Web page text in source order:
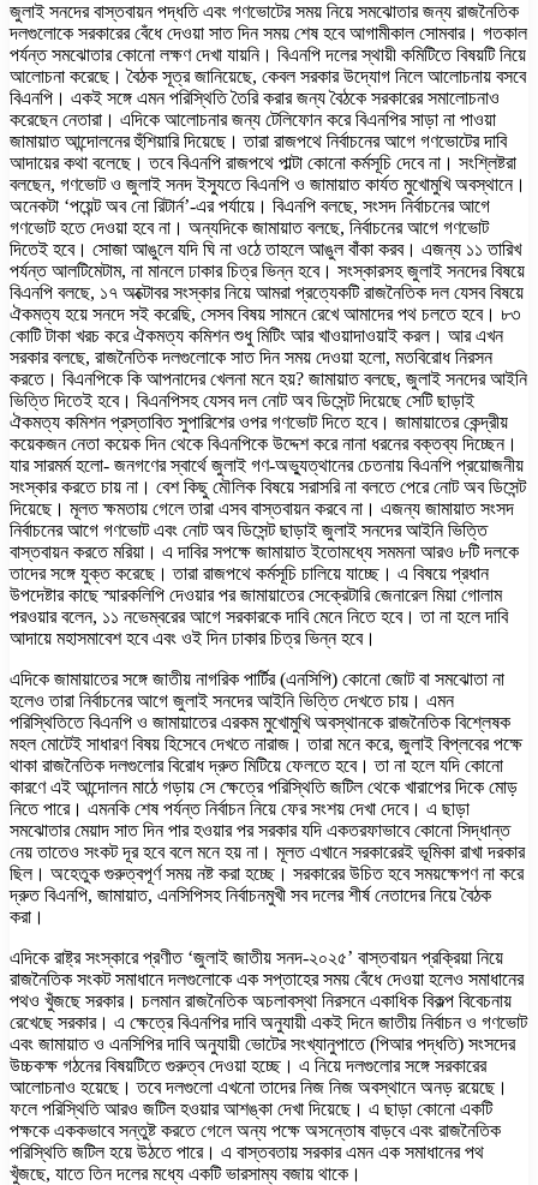
জুলাই সনদের বাস্তবায়ন পদ্ধতি এবং গণভোটের সময় নিয়ে সমঝোতার জন্য রাজনৈতিক
দলগুলোকে সরকারের বেঁধে দেওয়া সাত দিন সময় শেষ হবে আগামীকাল সোমবার। গতকাল
পর্যন্ত সমঝোতার কোনো লক্ষণ দেখা যায়নি। বিএনপি দলের স্থায়ী কমিটিতে বিষয়টি নিয়ে
আলোচনা করেছে। বৈঠক সূত্র জানিয়েছে, কেবল সরকার উদ্যোগ নিলে আলোচনায় বসবে
বিএনপি। একই সঙ্গে এমন পরিস্থিতি তৈরি করার জন্য বৈঠকে সরকারের সমালোচনাও
করেছেন নেতারা। এদিকে আলোচনার জন্য টেলিফোন করে বিএনপির সাড়া না পাওয়া
জামায়াত আন্দোলনের হুঁশিয়ারি দিয়েছে। তারা রাজপথে নির্বাচনের আগে গণভোটের দাবি
আদায়ের কথা বলেছে। তবে বিএনপি রাজপথে পাল্টা কোনো কর্মসূচি দেবে না। সংশ্লিষ্টরা
বলছেন, গণভোট ও জুলাই সনদ ইস্যুতে বিএনপি ও জামায়াত কার্যত মুখোমুখি অবস্থানে।
অনেকটা ‘পয়েন্ট অব নো রিটার্ন’-এর পর্যায়ে। বিএনপি বলছে, সংসদ নির্বাচনের আগে
গণভোট হতে দেওয়া হবে না। অন্যদিকে জামায়াত বলছে, নির্বাচনের আগে গণভোট
দিতেই হবে। সোজা আঙুলে যদি ঘি না ওঠে তাহলে আঙুল বাঁকা করব। এজন্য ১১ তারিখ
পর্যন্ত আলটিমেটাম, না মানলে ঢাকার চিত্র ভিন্ন হবে। সংস্কারসহ জুলাই সনদের বিষয়ে
বিএনপি বলছে, ১৭ অক্টোবর সংস্কার নিয়ে আমরা প্রত্যেকটি রাজনৈতিক দল যেসব বিষয়ে
ঐকমত্য হয়ে সনদে সই করেছি, সেসব বিষয় সামনে রেখে আমাদের পথ চলতে হবে। ৮৩
কোটি টাকা খরচ করে ঐকমত্য কমিশন শুধু মিটিং আর খাওয়াদাওয়াই করল। আর এখন
সরকার বলছে, রাজনৈতিক দলগুলোকে সাত দিন সময় দেওয়া হলো, মতবিরোধ নিরসন
করতে। বিএনপিকে কি আপনাদের খেলনা মনে হয়? জামায়াত বলছে, জুলাই সনদের আইনি
ভিত্তি দিতেই হবে। বিএনপিসহ যেসব দল নোট অব ডিসেন্ট দিয়েছে সেটি ছাড়াই
ঐকমত্য কমিশন প্রস্তাবিত সুপারিশের ওপর গণভোট দিতে হবে। জামায়াতের কেন্দ্রীয়
কয়েকজন নেতা কয়েক দিন থেকে বিএনপিকে উদ্দেশ করে নানা ধরনের বক্তব্য দিচ্ছেন।
যার সারমর্ম হলো- জনগণের স্বার্থে জুলাই গণ-অভ্যুত্থানের চেতনায় বিএনপি প্রয়োজনীয়
সংস্কার করতে চায় না। বেশ কিছু মৌলিক বিষয়ে সরাসরি না বলতে পেরে নোট অব ডিসেন্ট
দিয়েছে। মূলত ক্ষমতায় গেলে তারা এসব বাস্তবায়ন করবে না। এজন্য জামায়াত সংসদ
নির্বাচনের আগে গণভোট এবং নোট অব ডিসেন্ট ছাড়াই জুলাই সনদের আইনি ভিত্তি
বাস্তবায়ন করতে মরিয়া। এ দাবির সপক্ষে জামায়াত ইতোমধ্যে সমমনা আরও ৮টি দলকে
তাদের সঙ্গে যুক্ত করেছে। তারা রাজপথে কর্মসূচি চালিয়ে যাচ্ছে। এ বিষয়ে প্রধান
উপদেষ্টার কাছে স্মারকলিপি দেওয়ার পর জামায়াতের সেক্রেটারি জেনারেল মিয়া গোলাম
পরওয়ার বলেন, ১১ নভেম্বরের আগে সরকারকে দাবি মেনে নিতে হবে। তা না হলে দাবি
আদায়ে মহাসমাবেশ হবে এবং ওই দিন ঢাকার চিত্র ভিন্ন হবে।
এদিকে জামায়াতের সঙ্গে জাতীয় নাগরিক পার্টির (এনসিপি) কোনো জোট বা সমঝোতা না
হলেও তারা নির্বাচনের আগে জুলাই সনদের আইনি ভিত্তি দেখতে চায়। এমন
পরিস্থিতিতে বিএনপি ও জামায়াতের এরকম মুখোমুখি অবস্থানকে রাজনৈতিক বিশ্লেষক
মহল মোটেই সাধারণ বিষয় হিসেবে দেখতে নারাজ। তারা মনে করে, জুলাই বিপ্লবের পক্ষে
থাকা রাজনৈতিক দলগুলোর বিরোধ দ্রুত মিটিয়ে ফেলতে হবে। তা না হলে যদি কোনো
কারণে এই আন্দোলন মাঠে গড়ায় সে ক্ষেত্রে পরিস্থিতি জটিল থেকে খারাপের দিকে মোড়
নিতে পারে। এমনকি শেষ পর্যন্ত নির্বাচন নিয়ে ফের সংশয় দেখা দেবে। এ ছাড়া
সমঝোতার মেয়াদ সাত দিন পার হওয়ার পর সরকার যদি একতরফাভাবে কোনো সিদ্ধান্ত
নেয় তাতেও সংকট দূর হবে বলে মনে হয় না। মূলত এখানে সরকারেরই ভূমিকা রাখা দরকার
ছিল। অহেতুক গুরুত্বপূর্ণ সময় নষ্ট করা হচ্ছে। সরকারের উচিত হবে সময়ক্ষেপণ না করে
দ্রুত বিএনপি, জামায়াত, এনসিপিসহ নির্বাচনমুখী সব দলের শীর্ষ নেতাদের নিয়ে বৈঠক
করা।
এদিকে রাষ্ট্র সংস্কারে প্রণীত ‘জুলাই জাতীয় সনদ-২০২৫’ বাস্তবায়ন প্রক্রিয়া নিয়ে
রাজনৈতিক সংকট সমাধানে দলগুলোকে এক সপ্তাহের সময় বেঁধে দেওয়া হলেও সমাধানের
পথও খুঁজছে সরকার। চলমান রাজনৈতিক অচলাবস্থা নিরসনে একাধিক বিকল্প বিবেচনায়
রেখেছে সরকার। এ ক্ষেত্রে বিএনপির দাবি অনুযায়ী একই দিনে জাতীয় নির্বাচন ও গণভোট
এবং জামায়াত ও এনসিপির দাবি অনুযায়ী ভোটের সংখ্যানুপাতে (পিআর পদ্ধতি) সংসদের
উচ্চকক্ষ গঠনের বিষয়টিতে গুরুত্ব দেওয়া হচ্ছে। এ নিয়ে দলগুলোর সঙ্গে সরকারের
আলোচনাও হয়েছে। তবে দলগুলো এখনো তাদের নিজ নিজ অবস্থানে অনড় রয়েছে।
ফলে পরিস্থিতি আরও জটিল হওয়ার আশঙ্কা দেখা দিয়েছে। এ ছাড়া কোনো একটি
পক্ষকে এককভাবে সন্তুষ্ট করতে গেলে অন্য পক্ষে অসন্তোষ বাড়বে এবং রাজনৈতিক
পরিস্থিতি জটিল হয়ে উঠতে পারে। এ বাস্তবতায় সরকার এমন এক সমাধানের পথ
খুঁজছে, যাতে তিন দলের মধ্যে একটি ভারসাম্য বজায় থাকে।